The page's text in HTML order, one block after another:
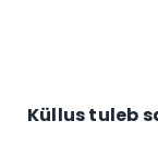
Küllus tuleb